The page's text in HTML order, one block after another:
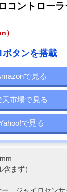
コントローラ
）
タンを搭載
で見る
天市場で見る
で見る
まず）